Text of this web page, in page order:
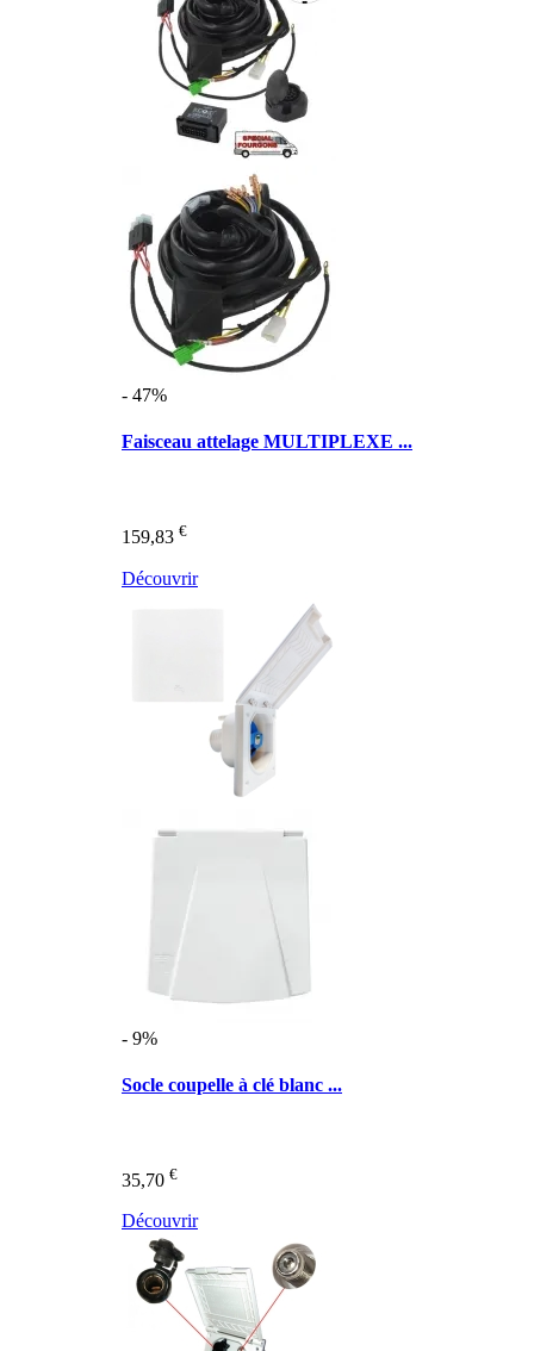
- 47%
Faisceau attelage MULTIPLEXE ...
159,83 €
Découvrir
- 9%
Socle coupelle à clé blanc ...
35,70 €
Découvrir